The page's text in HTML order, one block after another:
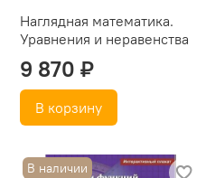
Наглядная математика.
Уравнения и неравенства
9 870 ₽
В корзину
В наличии